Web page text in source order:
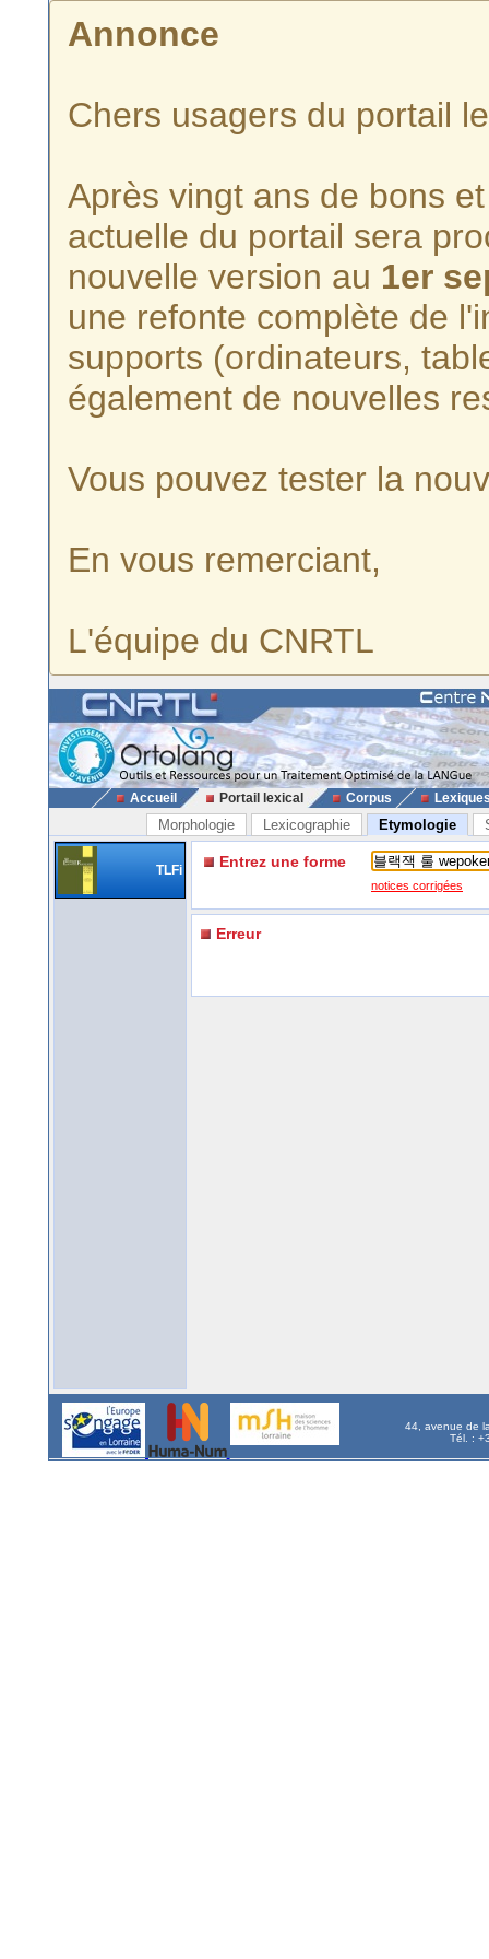
Annonce
Chers usagers du portail
Après vingt ans de bons
actuelle du portail sera
nouvelle version au 1er
une refonte complète de
supports (ordinateurs,
également de nouvelles
Vous pouvez tester la
En vous remerciant,
L'équipe du CNRTL
Accueil Portail lexical Corpus
Morphologie Lexicographie Etymologie
TLFi Entrez une forme
notices corrigées
Erreur
44, avenue de
Tél. :